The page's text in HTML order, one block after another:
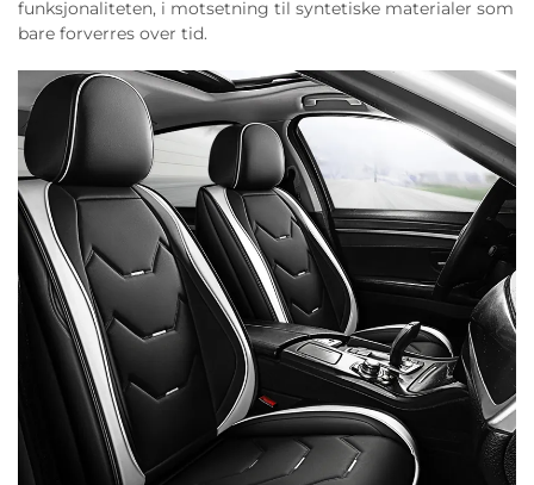
funksjonaliteten, i motsetning til syntetiske materialer som
bare forverres over tid.